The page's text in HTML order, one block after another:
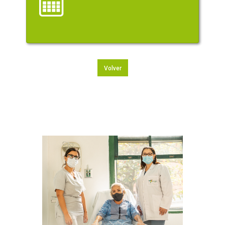
Volver